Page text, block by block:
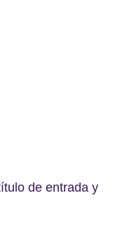
de entrada y